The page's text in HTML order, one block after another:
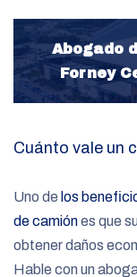
Abogado
Forney
Cuánto vale un
Uno de los
de camiónes que
obtener daños
Hable con un